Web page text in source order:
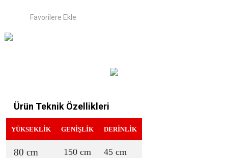
Ürün Teknik Özellikleri
YÜKSEKLİK GENİŞLİK DERİNLİK
80 cm 150 cm 45 cm